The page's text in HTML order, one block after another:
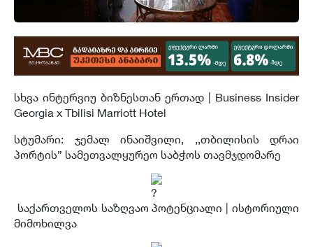
სხვა ინტერვიუ ბიზნესთან ერთად | Business Insider
Georgia x Tbilisi Marriott Hotel
სტუმარი: ჯემალ ინაიშვილი, ,,თბილისის დრაი
პორტის” სამეთვალყურეო საბჭოს თავმჯდომარე
საქართველოს საზღვაო პოტენციალი | ისტორიული
მიმოხილვა